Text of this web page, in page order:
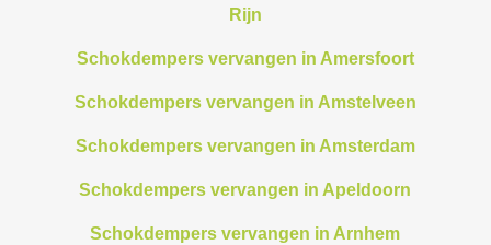
Rijn
Schokdempers vervangen in Amersfoort
Schokdempers vervangen in Amstelveen
Schokdempers vervangen in Amsterdam
Schokdempers vervangen in Apeldoorn
Schokdempers vervangen in Arnhem